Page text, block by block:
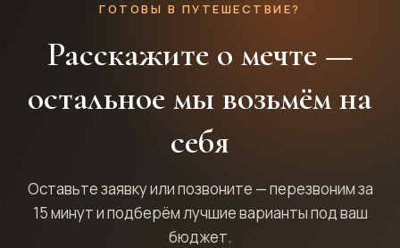
ГОТОВЫ В ПУТЕШЕСТВИЕ?
Расскажите о мечте —
остальное мы возьмём на
себя
Оставьте заявку или позвоните — перезвоним за
15 минут и подберём лучшие варианты под ваш
бюджет.